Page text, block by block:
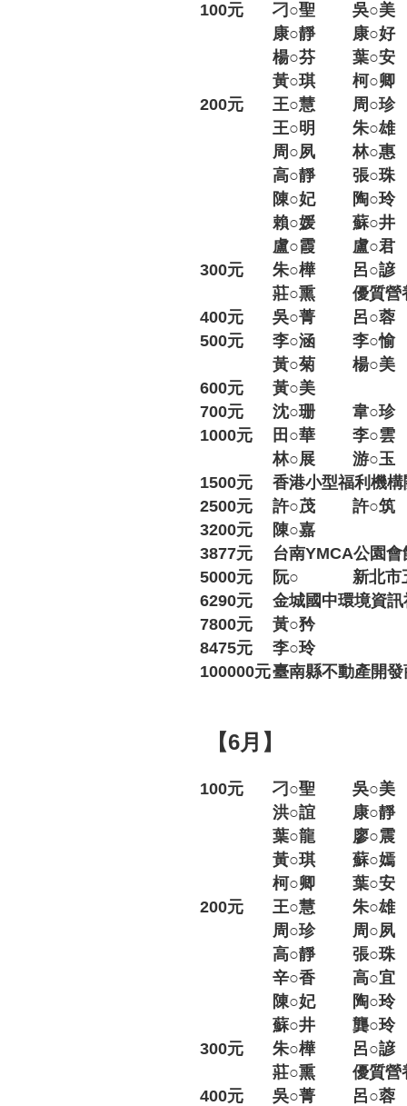
100元 刁○聖
吳○美
康○靜
康○好
楊○芬
葉○安
黃○琪
柯○卿
200元
王○慧
周○珍
王○明
朱○雄
周○夙
林○惠
高○靜
張○珠
陳○妃
陶○玲
賴○媛
蘇○井
盧○霞
盧○君
300元
朱○樺
呂○諺
莊○熏
優質營
400元
吳○菁
呂○蓉
500元
李○涵
李○愉
黃○菊
楊○美
600元
黃○美
700元
沈○珊
韋○珍
1000元
田○華
李○雲
林○展
游○玉
1500元
香港小型福利機
2500元
許○茂
許○筑
3200元
陳○嘉
3877元
台南YMCA公園會
5000元
阮○
新北市
6290元
金城國中環境資訊
7800元
黃○矜
8475元
李○玲
100000元臺南縣不動產開
【6月】
100元 刁○聖
吳○美
洪○誼
康○靜
葉○龍
廖○震
黃○琪
蘇○嫣
柯○卿
葉○安
200元
王○慧
朱○雄
周○珍
周○夙
高○靜
張○珠
辛○香
高○宜
陳○妃
陶○玲
蘇○井
龔○玲
300元
朱○樺
呂○諺
莊○熏
優質營
400元
吳○菁
呂○蓉